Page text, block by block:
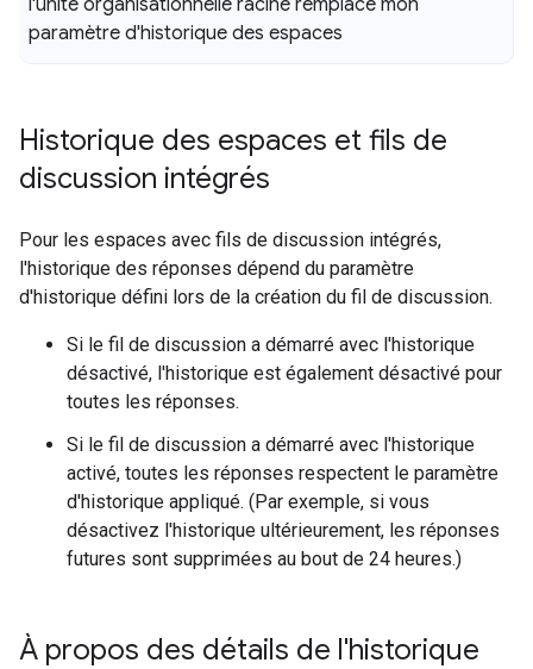
paramètre d'historique des espaces
Historique des espaces et fils de
discussion intégrés
Pour les espaces avec fils de discussion intégrés,
l'historique des réponses dépend du paramètre
d'historique défini lors de la création du fil de discussion.
Si le fil de discussion a démarré avec l'historique
désactivé, l'historique est également désactivé pour
toutes les réponses.
Si le fil de discussion a démarré avec l'historique
activé, toutes les réponses respectent le paramètre
d'historique appliqué. (Par exemple, si vous
désactivez l'historique ultérieurement, les réponses
futures sont supprimées au bout de 24 heures.)
À propos des détails de l'historique